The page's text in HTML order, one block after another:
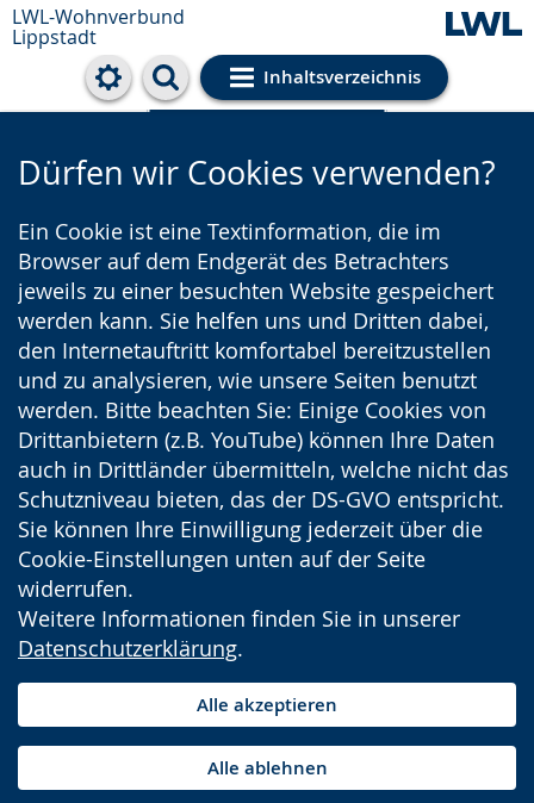
LWL-Wohnverbund
Lippstadt
Inhaltsverzeichnis
Cookie-Einstellungen
Dürfen wir Cookies verwenden?
Ein Cookie ist eine Textinformation, die im
Browser auf dem Endgerät des Betrachters
jeweils zu einer besuchten Website gespeichert
werden kann. Sie helfen uns und Dritten dabei,
den Internetauftritt komfortabel bereitzustellen
und zu analysieren, wie unsere Seiten benutzt
werden. Bitte beachten Sie: Einige Cookies von
Drittanbietern (z.B. YouTube) können Ihre Daten
auch in Drittländer übermitteln, welche nicht das
Schutzniveau bieten, das der DS-GVO entspricht.
Sie können Ihre Einwilligung jederzeit über die
Cookie-Einstellungen unten auf der Seite
widerrufen.
Weitere Informationen finden Sie in unserer
Datenschutzerklärung.
Alle akzeptieren
Alle ablehnen